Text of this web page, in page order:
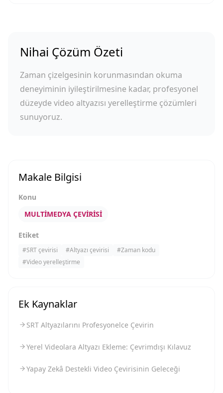
Nihai Çözüm Özeti
Zaman çizelgesinin korunmasından okuma
deneyiminin iyileştirilmesine kadar, profesyonel
düzeyde video altyazısı yerelleştirme çözümleri
sunuyoruz.
Makale Bilgisi
Konu
MULTIMEDYA ÇEVIRISI
Etiket
#SRT çevirisi #Altyazı çevirisi #Zaman kodu
#Video yerelleştirme
Ek Kaynaklar
SRT Altyazılarını Profesyonelce Çevirin
Yerel Videolara Altyazı Ekleme: Çevrimdışı Kılavuz
Yapay Zekâ Destekli Video Çevirisinin Geleceği